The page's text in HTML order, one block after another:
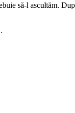
să-l ascultăm.